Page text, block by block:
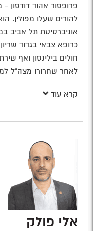
פרופסור אהוד דודסון
להורים שעלו מפולין.
אוניברסיטת תל אביב
כרופא צבאי בגדוד
חולים בילינסון ואף
לאחר שחרורו מצה"ל
קרא עוד
אלי פולק